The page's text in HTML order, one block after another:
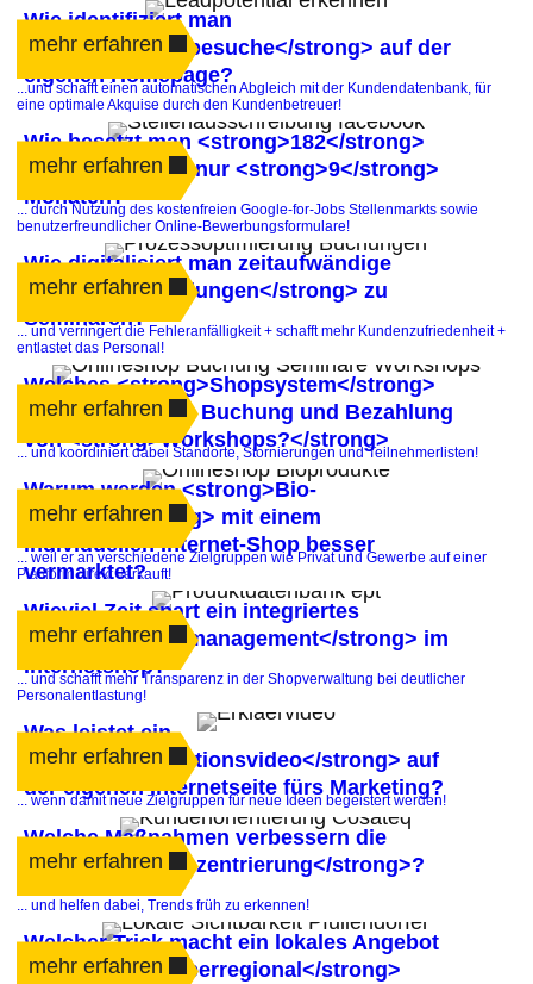
Wie identifiziert man
<strong>Firmenbesuche</strong> auf der
eigenen Homepage?
mehr erfahren
...und schafft einen automatischen Abgleich mit der Kundendatenbank, für
eine optimale Akquise durch den Kundenbetreuer!
Wie besetzt man <strong>182</strong>
offene Stellen in nur <strong>9</strong>
Monaten?
mehr erfahren
... durch Nutzung des kostenfreien Google-for-Jobs Stellenmarkts sowie
benutzerfreundlicher Online-Bewerbungsformulare!
Wie digitalisiert man zeitaufwändige
<strong>Anmeldungen</strong> zu
Seminaren?
mehr erfahren
... und verringert die Fehleranfälligkeit + schafft mehr Kundenzufriedenheit +
entlastet das Personal!
Welches <strong>Shopsystem</strong>
automatisiert die Buchung und Bezahlung
von <strong>Workshops?</strong>
mehr erfahren
... und koordiniert dabei Standorte, Stornierungen und Teilnehmerlisten!
Warum werden <strong>Bio-
Produkte</strong> mit einem
individuellen Internet-Shop besser
vermarktet?
mehr erfahren
... weil er an verschiedene Zielgruppen wie Privat und Gewerbe auf einer
Plattform direkt verkauft!
Wieviel Zeit spart ein integriertes
<strong>Bestellmanagement</strong> im
Internetshop?
mehr erfahren
... und schafft mehr Transparenz in der Shopverwaltung bei deutlicher
Personalentlastung!
Was leistet ein
<strong>Informationsvideo</strong> auf
der eigenen Internetseite fürs Marketing?
mehr erfahren
... wenn damit neue Zielgruppen für neue Ideen begeistert werden!
Welche Maßnahmen verbessern die
<strong>Kundenzentrierung</strong>?
mehr erfahren
... und helfen dabei, Trends früh zu erkennen!
Welcher Trick macht ein lokales Angebot
auch <strong>überregional</strong>
mehr erfahren